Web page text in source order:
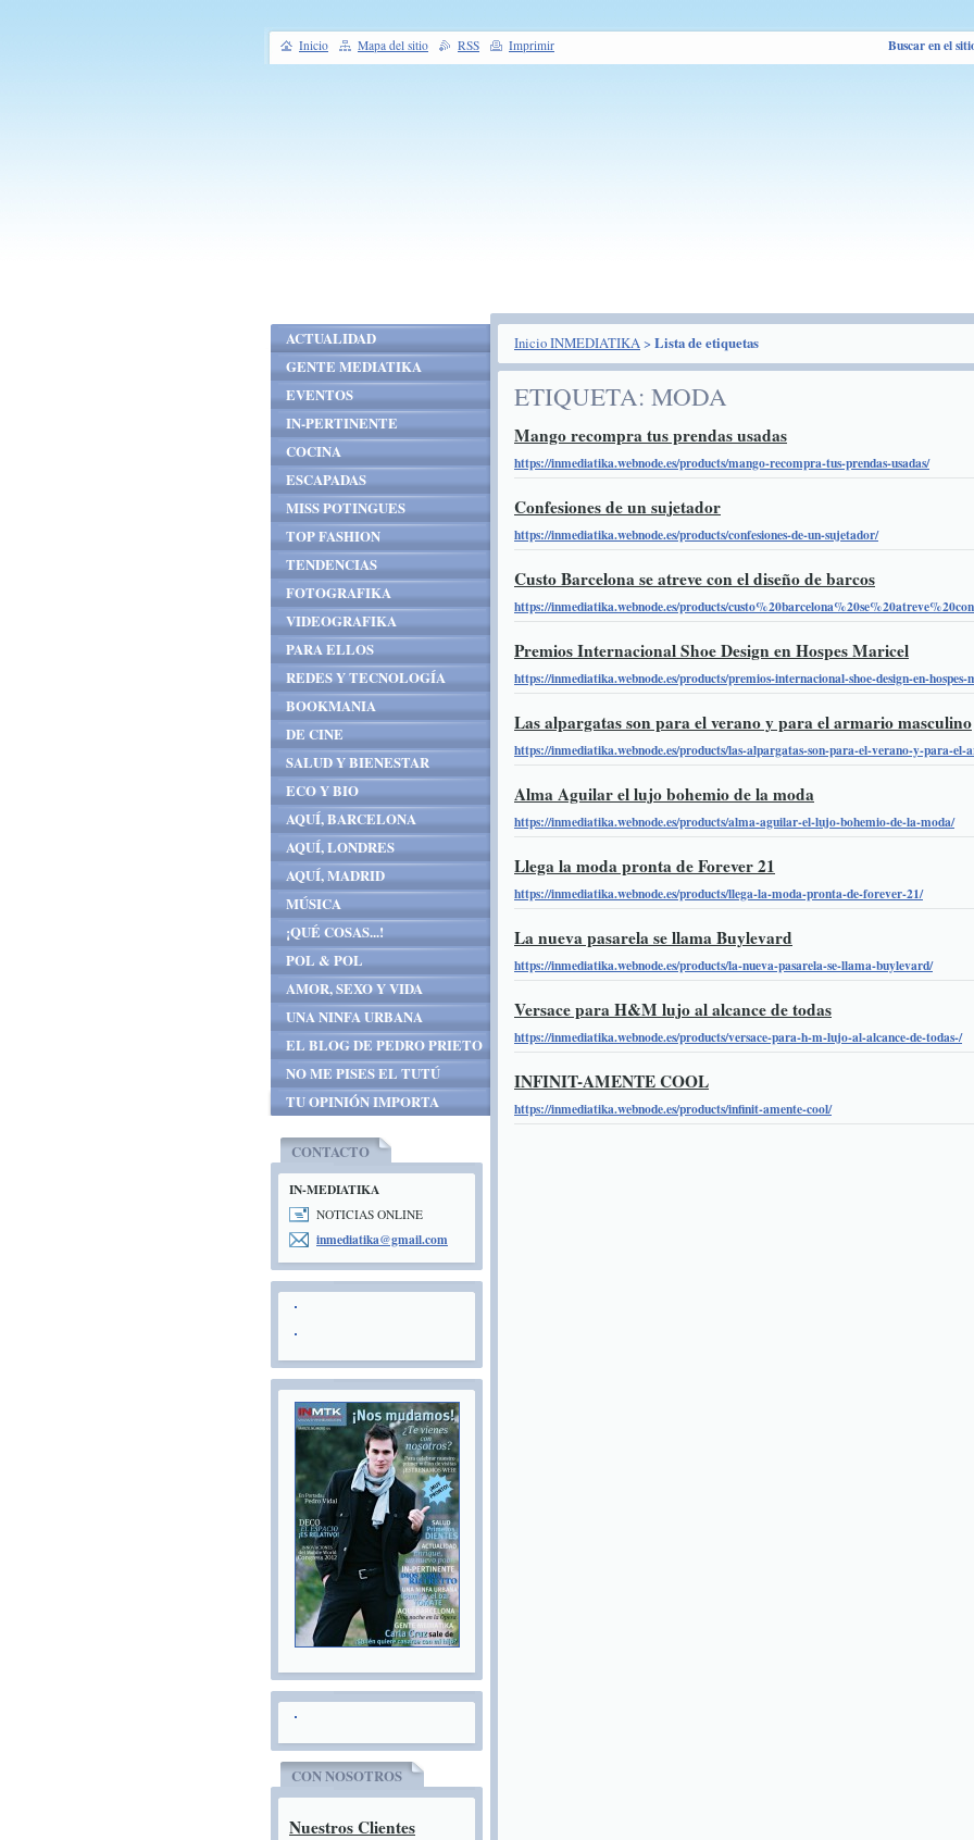
Inicio INMEDIATIKA> Lista de etiquetas
ETIQUETA: MODA
Mango recompra tus prendas usadas
https://inmediatika.webnode.es/products/mango-recompra-tus-prendas-usadas/
Confesiones de un sujetador
https://inmediatika.webnode.es/products/confesiones-de-un-sujetador/
Custo Barcelona se atreve con el diseño de barcos
https://inmediatika.webnode.es/products/
Premios Internacional Shoe Design en Hospes Maricel
https://inmediatika.webnode.es/products/premios-internacional-shoe-design-en-hospes-
Las alpargatas son para el verano y para el armario masculino
https://inmediatika.webnode.es/products/las-alpargatas-son-para-el-verano-y-para-
Alma Aguilar el lujo bohemio de la moda
https://inmediatika.webnode.es/products/alma-aguilar-el-lujo-bohemio-de-la-moda/
Llega la moda pronta de Forever 21
https://inmediatika.webnode.es/products/llega-la-moda-pronta-de-forever-21/
La nueva pasarela se llama Buylevard
https://inmediatika.webnode.es/products/la-nueva-pasarela-se-llama-buylevard/
Versace para H&M lujo al alcance de todas
https://inmediatika.webnode.es/products/versace-para-h-m-lujo-al-alcance-de-todas-/
INFINIT-AMENTE COOL
https://inmediatika.webnode.es/products/infinit-amente-cool/
ACTUALIDAD
GENTE MEDIATIKA
EVENTOS
IN-PERTINENTE
COCINA
ESCAPADAS
MISS POTINGUES
TOP FASHION
TENDENCIAS
FOTOGRAFIKA
VIDEOGRAFIKA
PARA ELLOS
REDES Y TECNOLOGÍA
BOOKMANIA
DE CINE
SALUD Y BIENESTAR
ECO Y BIO
AQUÍ, BARCELONA
AQUÍ, LONDRES
AQUÍ, MADRID
MÚSICA
¡QUÉ COSAS...!
POL & POL
AMOR, SEXO Y VIDA
UNA NINFA URBANA
EL BLOG DE PEDRO PRIETO
NO ME PISES EL TUTÚ
TU OPINIÓN IMPORTA
CONTACTO
IN-MEDIATIKA
NOTICIAS ONLINE
inmediatika@gmail.com
CON NOSOTROS
Nuestros Clientes
Inicio Mapa del sitio RSS Imprimir Buscar en el